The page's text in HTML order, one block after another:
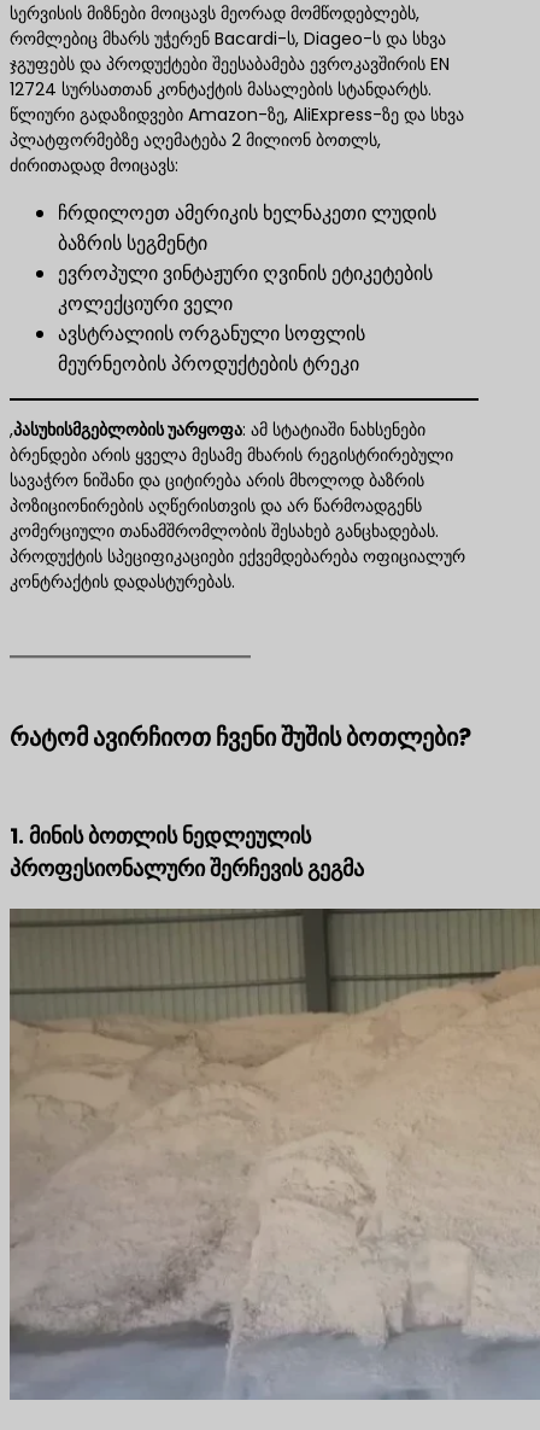
სერვისის მიზნები მოიცავს მეორად მომწოდებლებს,
რომლებიც მხარს უჭერენ Bacardi-ს, Diageo-ს და სხვა
ჯგუფებს და პროდუქტები შეესაბამება ევროკავშირის EN
12724 სურსათთან კონტაქტის მასალების სტანდარტს.
წლიური გადაზიდვები Amazon-ზე, AliExpress-ზე და სხვა
პლატფორმებზე აღემატება 2 მილიონ ბოთლს,
ძირითადად მოიცავს:
ჩრდილოეთ ამერიკის ხელნაკეთი ლუდის
ბაზრის სეგმენტი
ევროპული ვინტაჟური ღვინის ეტიკეტების
კოლექციური ველი
ავსტრალიის ორგანული სოფლის
მეურნეობის პროდუქტების ტრეკი
,პასუხისმგებლობის უარყოფა​: ამ სტატიაში ნახსენები
ბრენდები არის ყველა მესამე მხარის რეგისტრირებული
სავაჭრო ნიშანი და ციტირება არის მხოლოდ ბაზრის
პოზიციონირების აღწერისთვის და არ წარმოადგენს
კომერციული თანამშრომლობის შესახებ განცხადებას.
პროდუქტის სპეციფიკაციები ექვემდებარება ოფიციალურ
კონტრაქტის დადასტურებას.
რატომ ავირჩიოთ ჩვენი შუშის ბოთლები?
1. მინის ბოთლის ნედლეულის
პროფესიონალური შერჩევის გეგმა